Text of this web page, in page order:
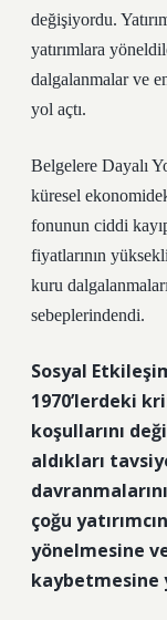
değişiyordu.
yatırımlara
dalgalanmalar ve
yol açtı.
Belgelere Dayalı
küresel
fonunun ciddi
fiyatlarının
kuru
sebeplerindendi.
Sosyal
1970’lerdeki
koşullarını
aldıkları
çoğu
yönelmesine
kaybetmesine